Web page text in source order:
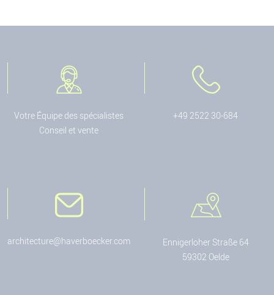
Votre Équipe des spécialistes
Conseil et vente
+49 2522 30-684
architecture@haverboecker.com
Ennigerloher Straße 64
59302 Oelde